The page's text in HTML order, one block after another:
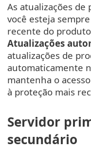
As atualizações
você esteja
recente do
Atualizações
atualizações de
automaticamente
mantenha o
à proteção mais
Servidor
secundário